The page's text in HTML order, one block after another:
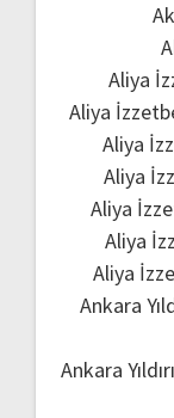
Aliya
Aliya
Aliya
Aliya
Aliya
Aliya
Aliya
Ankara
Ankara